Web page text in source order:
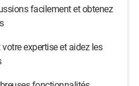
facilement et obtenez
expertise et aidez les